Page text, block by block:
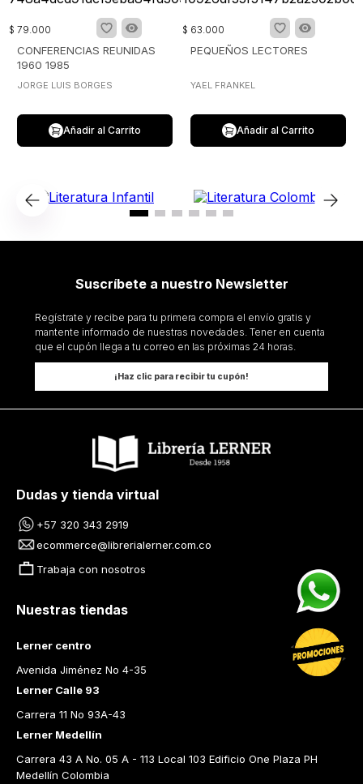
$ 79.000
CONFERENCIAS REUNIDAS
1960 1985
JORGE LUIS BORGES
Añadir al Carrito
$ 63.000
PEQUEÑOS LECTORES
YAEL FRANKEL
Añadir al Carrito
Suscríbete a nuestro Newsletter
Regístrate y recibe para tu primera compra el envío gratis y
mantente informado de nuestras novedades. Tener en cuenta
que el cupón llega a tu correo en las próximas 24 horas.
¡Haz clic para recibir tu cupón!
Dudas y tienda virtual
+57 320 343 2919
ecommerce@librerialerner.com.co
Trabaja con nosotros
Nuestras tiendas
Lerner centro
Avenida Jiménez No 4-35
Lerner Calle 93
Carrera 11 No 93A-43
Lerner Medellín
Carrera 43 A No. 05 A - 113 Local 103 Edificio One Plaza PH
Medellín Colombia